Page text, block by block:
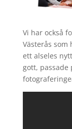
Vi har också
Västerås
ett alseles
gott,